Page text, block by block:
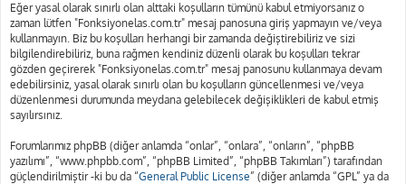
Eğer yasal olarak sınırlı olan alttaki koşulların tümünü kabul etmiyorsanız o
zaman lütfen "Fonksiyonelas.com.tr" mesaj panosuna giriş yapmayın ve/veya
kullanmayın. Biz bu koşulları herhangi bir zamanda değiştirebiliriz ve sizi
bilgilendirebiliriz, buna rağmen kendiniz düzenli olarak bu koşulları tekrar
gözden geçirerek "Fonksiyonelas.com.tr" mesaj panosunu kullanmaya devam
edebilirsiniz, yasal olarak sınırlı olan bu koşulların güncellenmesi ve/veya
düzenlenmesi durumunda meydana gelebilecek değişiklikleri de kabul etmiş
sayılırsınız.
Forumlarımız phpBB (diğer anlamda “onlar”, “onlara”, “onların”, “phpBB
yazılımı”, “www.phpbb.com”, “phpBB Limited”, “phpBB Takımları”) tarafından
güçlendirilmiştir -ki bu da “General Public License” (diğer anlamda “GPL” ya da